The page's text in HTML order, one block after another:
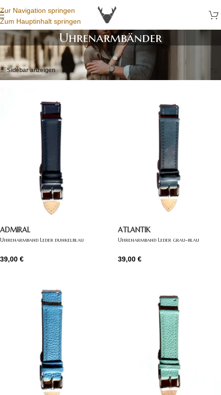
Zur Navigation springen
Zum Hauptinhalt springen
Uhrenarmbänder
Startseite Uhrenarmbänder
Sidebar anzeigen
ADMIRAL
Uhrenarmband Leder dunkelblau
39,00 €
ATLANTIK
Uhrenarmband Leder grau-blau
39,00 €